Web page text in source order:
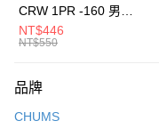
元大商業銀行
台灣樂天信用卡公司
全盈+PAY
AFTEE先享後付
【關於「AFTEE先享後付」】
便利好安心！
運送方式
CRW 1PR -160 男女
中統襪 FZ3393100
NT$446
NT$550
品牌
CHUMS